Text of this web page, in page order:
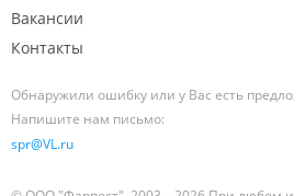
Вакансии
Контакты
Обнаружили ошибку или у Вас есть
Напишите нам письмо:
spr@VL.ru